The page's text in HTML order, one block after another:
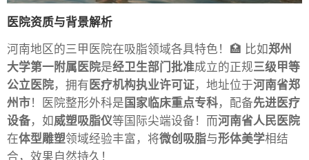
医院资质与背景解析
河南地区的三甲医院在吸脂领域各具特色！🏥 比如郑州
大学第一附属医院是经卫生部门批准成立的正规三级甲等
公立医院，拥有 医疗机构执业许可证，地址位于河南省郑
州市！医院整形外科是 国家临床重点专科，配备先进医疗
设备，如威塑吸脂仪等国际尖端设备！而河南省人民医院
在体型雕塑领域经验丰富，将微创吸脂与形体美学相结
合，效果自然持久！